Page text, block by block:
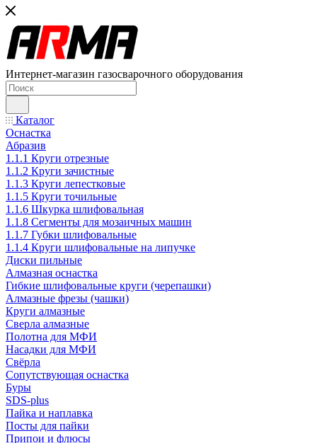
Интернет-магазин газосварочного оборудования
Каталог
Оснастка
Абразив
1.1.1 Круги отрезные
1.1.2 Круги зачистные
1.1.3 Круги лепестковые
1.1.5 Круги точильные
1.1.6 Шкурка шлифовальная
1.1.8 Сегменты для мозаичных машин
1.1.7 Губки шлифовальные
1.1.4 Круги шлифовальные на липучке
Диски пильные
Алмазная оснастка
Гибкие шлифовальные круги (черепашки)
Алмазные фрезы (чашки)
Круги алмазные
Сверла алмазные
Полотна для МФИ
Насадки для МФИ
Свёрла
Сопутствующая оснастка
Буры
SDS-plus
Пайка и наплавка
Посты для пайки
Припои и флюсы